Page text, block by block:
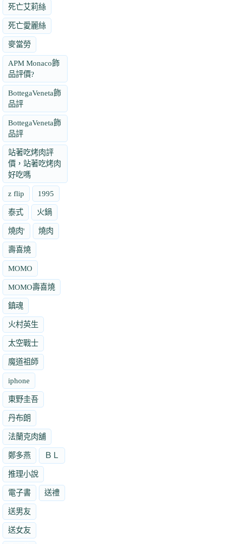
死亡艾莉絲
死亡愛麗絲
麥當勞
APM Monaco飾
品評價?
BottegaVeneta飾
品評
BottegaVeneta飾
品評
站著吃烤肉評
價，站著吃烤肉
好吃嗎
z flip 1995
泰式 火鍋
燒肉' 燒肉
壽喜燒
MOMO
MOMO壽喜燒
鎮魂
火村英生
太空戰士
魔道祖師
iphone
東野圭吾
丹布朗
法蘭克肉舖
鄭多燕 ＢＬ
推理小說
電子書 送禮
送男友
送女友